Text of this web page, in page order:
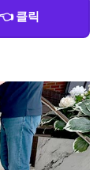
클릭